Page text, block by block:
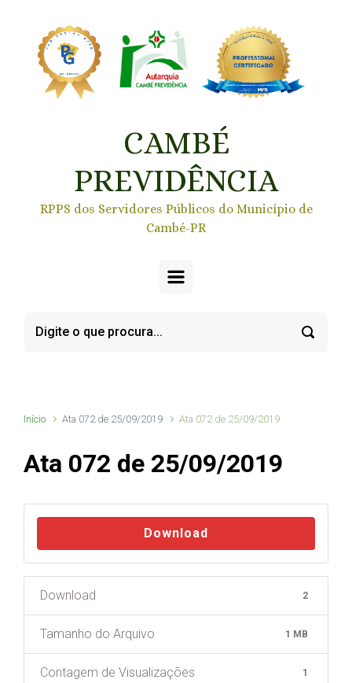
CAMBÉ
PREVIDÊNCIA
RPPS dos Servidores Públicos do Município de
Cambé-PR
Início Ata 072 de 25/09/2019 Ata 072 de 25/09/2019
Ata 072 de 25/09/2019
Download
Download 2
Tamanho do Arquivo 1 MB
Contagem de Visualizações 1